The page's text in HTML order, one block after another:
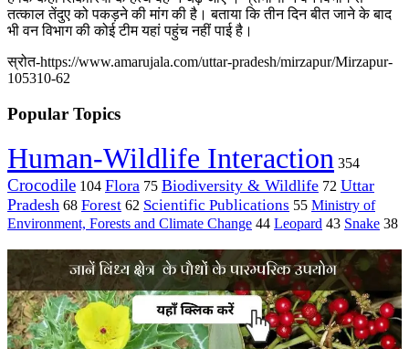
तत्काल तेंदुए को पकड़ने की मांग की है। बताया कि तीन दिन बीत जाने के बाद
भी वन विभाग की कोई टीम यहां पहुंच नहीं पाई है।
स्रोत-https://www.amarujala.com/uttar-pradesh/mirzapur/Mirzapur-
105310-62
Popular Topics
Human-Wildlife Interaction 354
Crocodile 104 Flora 75 Biodiversity & Wildlife 72 Uttar
Pradesh 68 Forest 62 Scientific Publications 55 Ministry of
Environment, Forests and Climate Change 44 Leopard 43 Snake 38